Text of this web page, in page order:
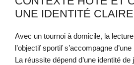
UNE IDENTITÉ CLAIRE
Avec un tournoi à domicile, la
l’objectif sportif s’accompagne
La réussite dépend d’une identité